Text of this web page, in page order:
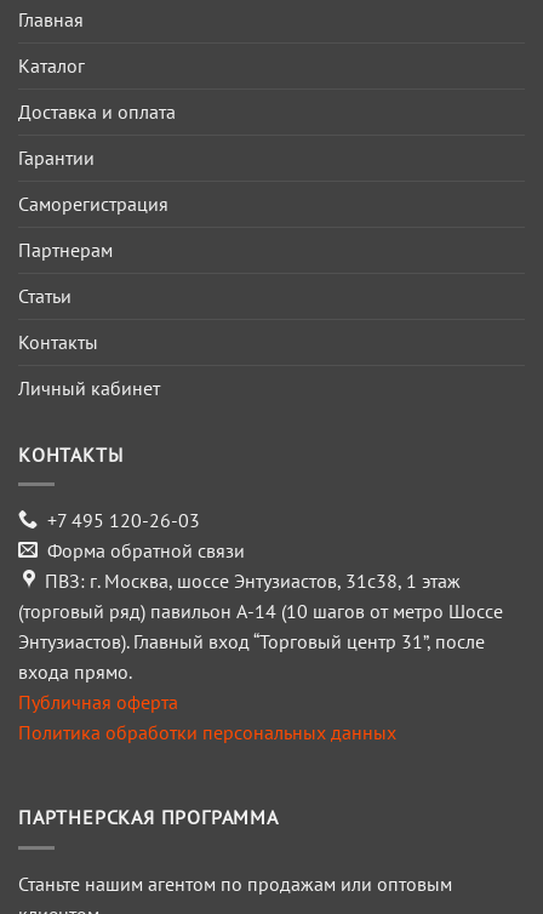
Главная
Каталог
Доставка и оплата
Гарантии
Саморегистрация
Партнерам
Статьи
Контакты
Личный кабинет
КОНТАКТЫ
+7 495 120-26-03
Форма обратной связи
ПВЗ: г. Москва, шоссе Энтузиастов, 31с38, 1 этаж
(торговый ряд) павильон А-14 (10 шагов от метро Шоссе
Энтузиастов). Главный вход “Торговый центр 31”, после
входа прямо.
Публичная оферта
Политика обработки персональных данных
ПАРТНЕРСКАЯ ПРОГРАММА
Станьте нашим агентом по продажам или оптовым